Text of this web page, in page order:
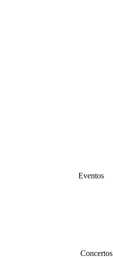
Eventos
Concertos